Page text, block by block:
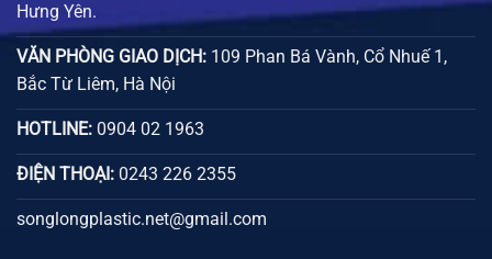
Hưng Yên.
VĂN PHÒNG GIAO DỊCH: 109 Phan Bá Vành, Cổ Nhuế 1,
Bắc Từ Liêm, Hà Nội
HOTLINE: 0904 02 1963
ĐIỆN THOẠI: 0243 226 2355
songlongplastic.net@gmail.com